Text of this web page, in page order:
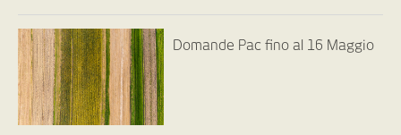
Domande Pac fino al 16 Maggio